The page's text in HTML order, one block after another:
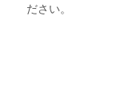
ださい。